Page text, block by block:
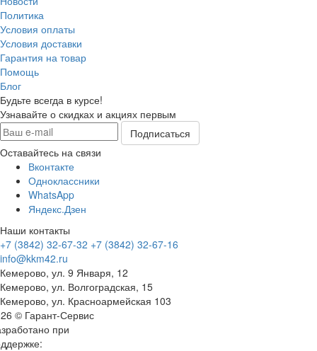
Политика
Условия оплаты
Условия доставки
Гарантия на товар
Помощь
Блог
Будьте всегда в курсе!
Узнавайте о скидках и акциях первым
Оставайтесь на связи
Вконтакте
Одноклассники
WhatsApp
Яндекс.Дзен
Наши контакты
+7 (3842) 32-67-32 +7 (3842) 32-67-16
info@kkm42.ru
Кемерово, ул. 9 Января, 12
Кемерово, ул. Волгоградская, 15
Кемерово, ул. Красноармейская 103
© Гарант-Сервис
при